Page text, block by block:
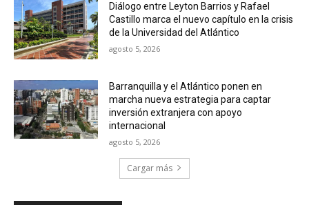
Diálogo entre Leyton Barrios y Rafael
Castillo marca el nuevo capítulo en la crisis
de la Universidad del Atlántico
agosto 5, 2026
Barranquilla y el Atlántico ponen en
marcha nueva estrategia para captar
inversión extranjera con apoyo
internacional
agosto 5, 2026
Cargar más